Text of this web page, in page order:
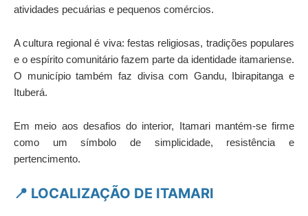
atividades pecuárias e pequenos comércios.
A cultura regional é viva: festas religiosas, tradições populares
e o espírito comunitário fazem parte da identidade itamariense.
O município também faz divisa com Gandu, Ibirapitanga e
Ituberá.
Em meio aos desafios do interior, Itamari mantém-se firme
como um símbolo de simplicidade, resistência e
pertencimento.
📍 LOCALIZAÇÃO DE ITAMARI